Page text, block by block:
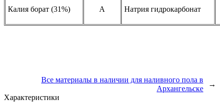
Калия борат (31%) A Натрия гидрокарбонат
Все материалы в наличии для наливного пола в
Архангельске
→
Характеристики